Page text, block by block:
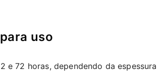
uso
e 72 horas, dependendo da espessura